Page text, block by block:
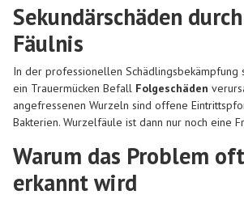
Sekundärschäden
Fäulnis
In der professionellen Schädlingsbekämpfung
ein Trauermücken Befall Folgeschäden
angefressenen Wurzeln sind offene
Bakterien. Wurzelfäule ist dann nur noch eine
Warum das Problem
erkannt wird